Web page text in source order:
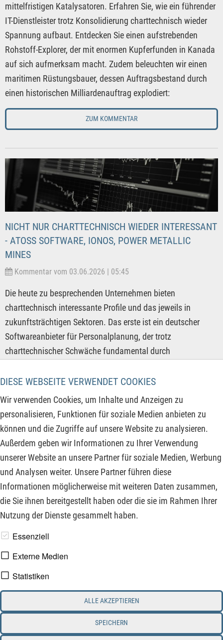
DIESE WEBSEITE VERWENDET COOKIES
Wir verwenden Cookies, um Inhalte und Anzeigen zu
personalisieren, Funktionen für soziale Medien anbieten zu
können und die Zugriffe auf unsere Website zu analysieren.
Außerdem geben wir Informationen zu Ihrer Verwendung
unserer Website an unsere Partner für soziale Medien, Werbung
und Analysen weiter. Unsere Partner führen diese
Informationen möglicherweise mit weiteren Daten zusammen,
die Sie ihnen bereitgestellt haben oder die sie im Rahmen Ihrer
Nutzung der Dienste gesammelt haben.
Essenziell
Externe Medien
Statistiken
ALLE AKZEPTIEREN
SPEICHERN
mittelfristigen Katalysatoren. Erfahren Sie, wie ein führender
IT-Dienstleister trotz Konsolidierung charttechnisch wieder
Spannung aufbaut. Entdecken Sie einen aufstrebenden
Rohstoff-Explorer, der mit enormen Kupferfunden in Kanada
auf sich aufmerksam macht. Zudem beleuchten wir einen
maritimen Rüstungsbauer, dessen Auftragsbestand durch
einen historischen Milliardenauftrag explodiert:
ZUM KOMMENTAR
NICHT NUR CHARTTECHNISCH WIEDER INTERESSANT
- ATOSS SOFTWARE, IONOS, POWER METALLIC
MINES
Kommentar vom 03.06.2026 | 05:45
Die heute zu besprechenden Unternehmen bieten
charttechnisch interessante Profile und das jeweils in
zukunftsträchtigen Sektoren. Das erste ist ein deutscher
Softwareanbieter für Personalplanung, der trotz
charttechnischer Schwäche fundamental durch
ein Rohstoffexplorer mit Kupferfokus in Kanada, der als
Lösungsanbieter der Elektrifizierung massiv unterbewertet
erscheint und mit einem riesigen polymetallischen
Vorkommen ein zukünftiger Übernahmekandidat sein
könnte. Die dritte Aktie ist ein europäischer Cloud-Provider,
der durch starkes Wachstum und KI wieder am Markt
punktet, aber noch nicht als KI-Aktie bewertet wird.
www.derfinanzinvestor.de - © 2026 - Die Publikation für
Datenschutz
Interessenskonflikt & Risikohinweis
Nutzungsbedingungen